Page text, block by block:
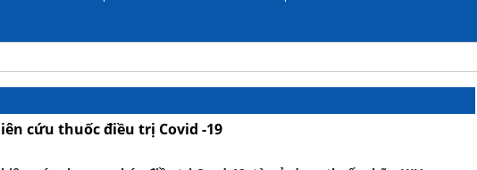
cứu thuốc điều trị Covid -19